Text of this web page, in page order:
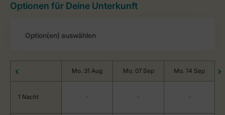
Optionen für Deine Unterkunft
Mo. 31 Aug Mo. 07 Sep Mo. 14 Sep
1 Nacht - - -